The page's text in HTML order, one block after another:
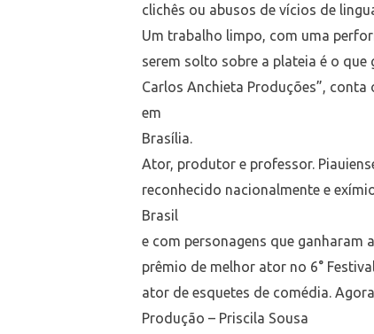
clichês ou abusos de vícios de
Um trabalho limpo, com uma
serem solto sobre a plateia é o
Carlos Anchieta Produções”,
em
Brasília.
Ator, produtor e professor.
reconhecido nacionalmente e
Brasil
e com personagens que ganharam
prêmio de melhor ator no 6°
ator de esquetes de comédia.
Produção – Priscila Sousa